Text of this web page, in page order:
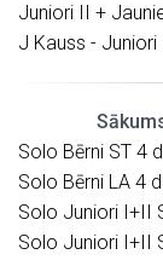
Juniori II +
J Kauss - Juniori
Solo Bērni ST 4
Solo Bērni LA 4
Solo Juniori I+II
Solo Juniori I+II